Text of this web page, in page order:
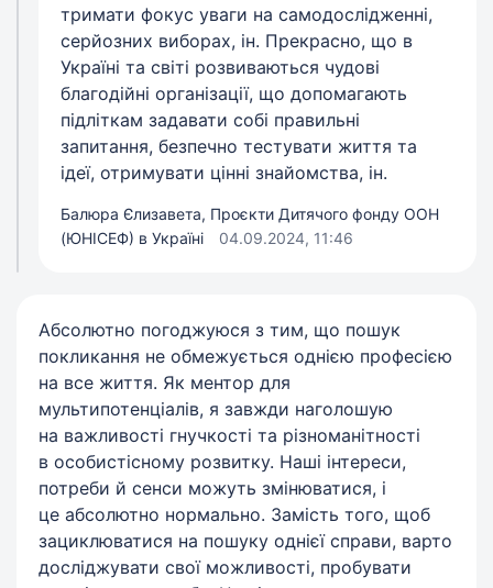
тримати фокус уваги на самодослідженні,
серйозних виборах, ін. Прекрасно, що в
Україні та світі розвиваються чудові
благодійні організації, що допомагають
підліткам задавати собі правильні
запитання, безпечно тестувати життя та
ідеї, отримувати цінні знайомства, ін.
Балюра Єлизавета, Проєкти Дитячого фонду ООН
(ЮНІСЕФ) в Україні
04.09.2024, 11:46
Абсолютно погоджуюся з тим, що пошук
покликання не обмежується однією професією
на все життя. Як ментор для
мультипотенціалів, я завжди наголошую
на важливості гнучкості та різноманітності
в особистісному розвитку. Наші інтереси,
потреби й сенси можуть змінюватися, і
це абсолютно нормально. Замість того, щоб
зациклюватися на пошуку однієї справи, варто
досліджувати свої можливості, пробувати